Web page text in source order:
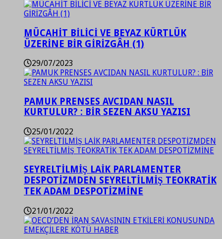
MÜCAHİT BİLİCİ VE BEYAZ KÜRTLÜK
ÜZERİNE BİR GİRİZGÂH (1)
29/07/2023
PAMUK PRENSES AVCIDAN NASIL
KURTULUR? : BİR SEZEN AKSU YAZISI
25/01/2022
SEYRELTİLMİŞ LAİK PARLAMENTER
DESPOTİZMDEN SEYRELTİLMİŞ TEOKRATİK
TEK ADAM DESPOTİZMİNE
21/01/2022